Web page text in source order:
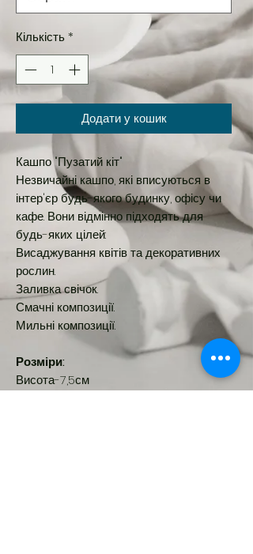
Кількість*
Додати у кошик
Кашпо "Пузатий кіт"
Незвичайні кашпо, які вписуються в
інтер'єр будь-якого будинку, офісу чи
кафе. Вони відмінно підходять для
будь-яких цілей:
Висаджування квітів та декоративних
рослин.
Заливка свічок.
Смачні композиції.
Мильні композиції.
Розміри:
Висота-7,5см